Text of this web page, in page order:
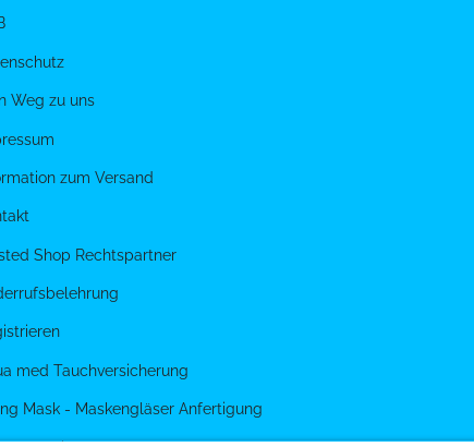
Weg zu uns
zum Versand
Shop Rechtspartner
med Tauchversicherung
Mask - Maskengläser Anfertigung